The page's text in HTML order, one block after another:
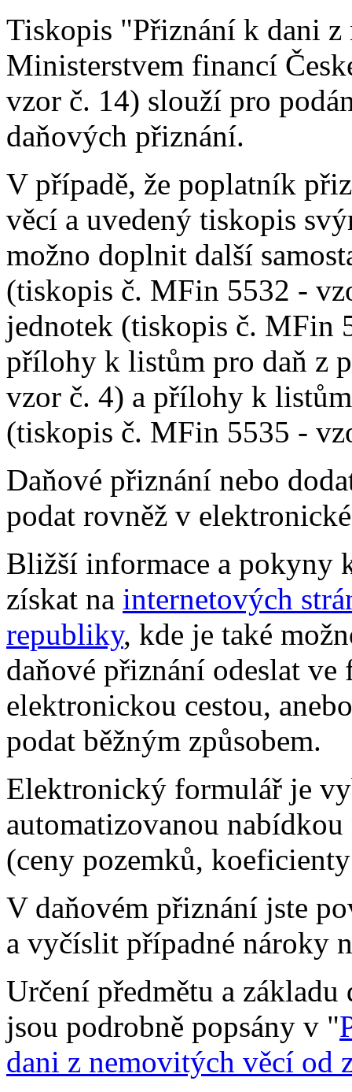
Tiskopis "Přiznání k dani
Ministerstvem financí
vzor č. 14) slouží pro
daňových přiznání.
V případě, že poplatník
věcí a uvedený tiskopis
možno doplnit další
(tiskopis č. MFin 5532 -
jednotek (tiskopis č. MFin
přílohy k listům pro daň z
vzor č. 4) a přílohy k
(tiskopis č. MFin 5535 -
Daňové přiznání nebo
podat rovněž v
Bližší informace a pokyny
získat na internetových
republiky, kde je také
daňové přiznání odeslat
elektronickou cestou,
podat běžným způsobem.
Elektronický formulář je
automatizovanou
(ceny pozemků,
V daňovém přiznání jste
a vyčíslit případné nároky
Určení předmětu a
jsou podrobně popsány v "
dani z nemovitých věcí od